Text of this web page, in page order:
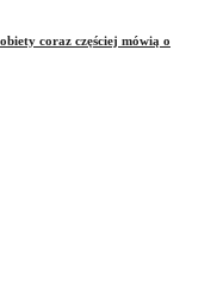
coraz częściej mówią o